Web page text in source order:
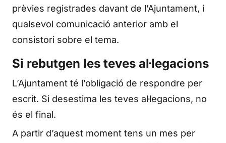
prèvies registrades davant de l’Ajuntament, i
qualsevol comunicació anterior amb el
consistori sobre el tema.
Si rebutgen les teves al·legacions
L’Ajuntament té l’obligació de respondre per
escrit. Si desestima les teves al·legacions, no
és el final.
A partir d’aquest moment tens un mes per